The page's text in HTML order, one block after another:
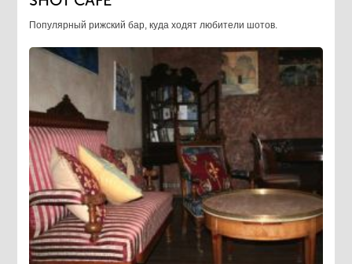
Популярный рижский бар, куда ходят любители шотов.